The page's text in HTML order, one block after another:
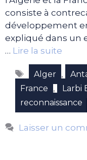
consiste à
développement
expliqué dans un
… Lire la suite
Étiquettes
Alger ,
France , Larbi
reconnaissance
Laisser un